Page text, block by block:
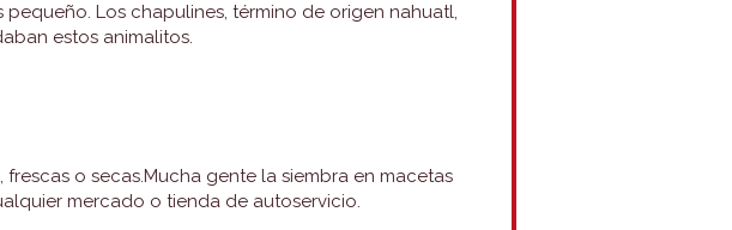
Los chapulines, término de origen nahuatl,
estos animalitos.
o secas.Mucha gente la siembra en macetas
mercado o tienda de autoservicio.